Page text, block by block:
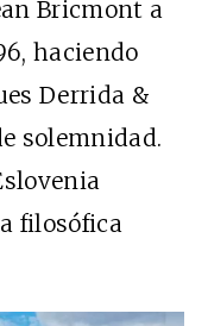
Bricmont a
haciendo
Derrida &
solemnidad.
filosófica